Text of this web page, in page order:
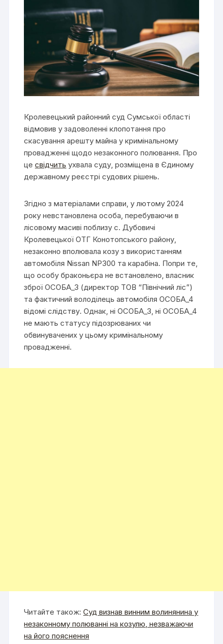
Кролевецький районний суд Сумської області
відмовив у задоволенні клопотання про
скасування арешту майна у кримінальному
провадженні щодо незаконного полювання. Про
цесвідчить ухвала суду, розміщена в Єдиному
державному реєстрі судових рішень.
Згідно з матеріалами справи, у лютому 2024
року невстановлена особа, перебуваючи в
лісовому масиві поблизу с. Дубовичі
Кролевецької ОТГ Конотопського району,
незаконно вполювала козу з використанням
автомобіля Nissan NP300 та карабіна. Попри те,
що особу браконьєра не встановлено, власник
зброї ОСОБА_3 (директор ТОВ “Північний ліс”)
та фактичний володілець автомобіля ОСОБА_4
відомі слідству. Однак, ні ОСОБА_3, ні ОСОБА_4
не мають статусу підозрюваних чи
обвинувачених у цьому кримінальному
провадженні.
Читайте також:Суд визнав винним волинянина у
незаконному полюванні на козулю, незважаючи
на його пояснення